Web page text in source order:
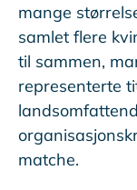
mange
samlet flere
til sammen,
representerte
matche.